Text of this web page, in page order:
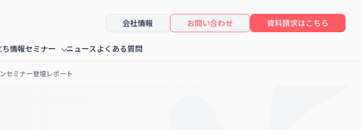
会社情報 お問い合わせ 資料請求はこちら
情報セミナー ニュースよくある質問
導入・構築
配信中のセミナー
セミナー登壇レポート